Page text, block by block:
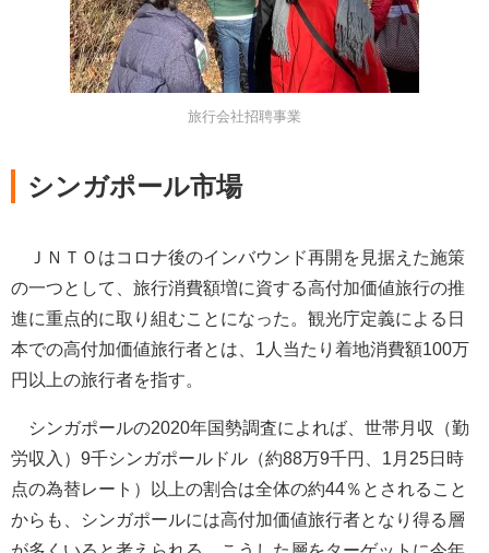
旅行会社招聘事業
シンガポール市場
ＪＮＴＯはコロナ後のインバウンド再開を見据えた施策
の一つとして、旅行消費額増に資する高付加価値旅行の推
進に重点的に取り組むことになった。観光庁定義による日
本での高付加価値旅行者とは、1人当たり着地消費額100万
円以上の旅行者を指す。
シンガポールの2020年国勢調査によれば、世帯月収（勤
労収入）9千シンガポールドル（約88万9千円、1月25日時
点の為替レート）以上の割合は全体の約44％とされること
からも、シンガポールには高付加価値旅行者となり得る層